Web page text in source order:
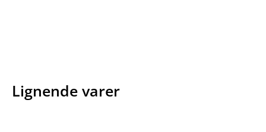
Lignende varer